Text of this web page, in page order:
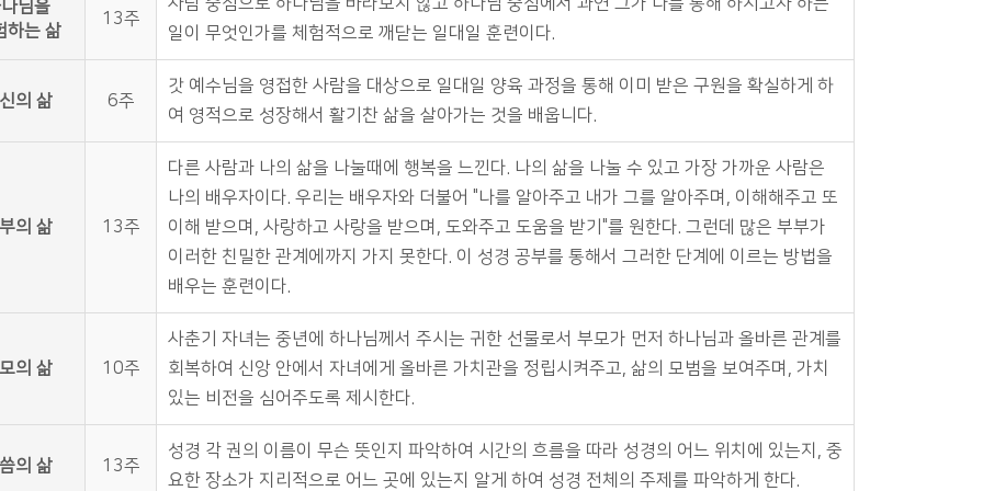
님을
하는 삶
13주
일이 무엇인가를 체험적으로 깨닫는 일대일 훈련이다.
의 삶 6주
갓 예수님을 영접한 사람을 대상으로 일대일 양육 과정을 통해 이미 받은 구원을 확실하게 하
여 영적으로 성장해서 활기찬 삶을 살아가는 것을 배웁니다.
의 삶 13주
다른 사람과 나의 삶을 나눌때에 행복을 느낀다. 나의 삶을 나눌 수 있고 가장 가까운 사람은
나의 배우자이다. 우리는 배우자와 더불어 "나를 알아주고 내가 그를 알아주며, 이해해주고 또
이해 받으며, 사랑하고 사랑을 받으며, 도와주고 도움을 받기"를 원한다. 그런데 많은 부부가
이러한 친밀한 관계에까지 가지 못한다. 이 성경 공부를 통해서 그러한 단계에 이르는 방법을
배우는 훈련이다.
의 삶 10주
사춘기 자녀는 중년에 하나님께서 주시는 귀한 선물로서 부모가 먼저 하나님과 올바른 관계를
회복하여 신앙 안에서 자녀에게 올바른 가치관을 정립시켜주고, 삶의 모범을 보여주며, 가치
있는 비전을 심어주도록 제시한다.
의 삶 13주
성경 각 권의 이름이 무슨 뜻인지 파악하여 시간의 흐름을 따라 성경의 어느 위치에 있는지, 중
요한 장소가 지리적으로 어느 곳에 있는지 알게 하여 성경 전체의 주제를 파악하게 한다.